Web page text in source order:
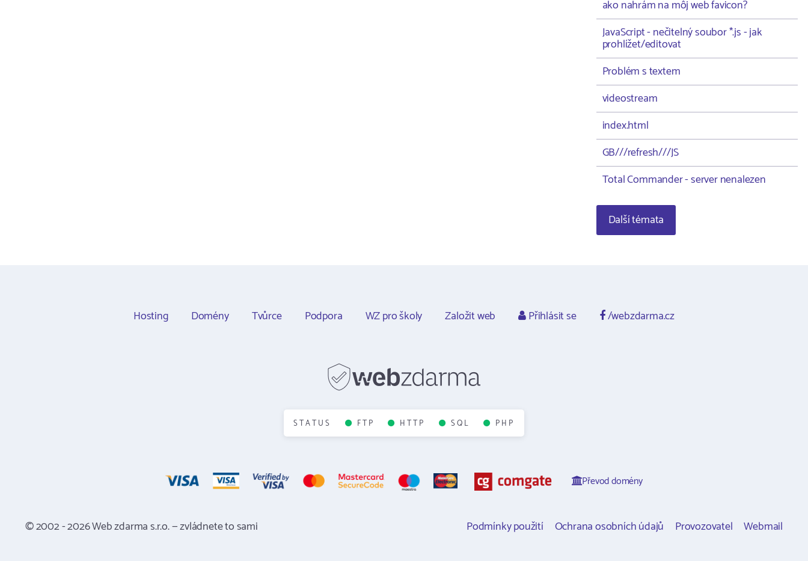
ako nahrám na môj web favicon?
JavaScript - nečitelný soubor *.js - jak
prohlížet/editovat
Problém s textem
videostream
index.html
GB///refresh///JS
Total Commander - server nenalezen
Další témata
Hosting Domény Tvůrce Podpora WZ pro školy Založit web Přihlásit se /webzdarma.cz
STATUS FTP HTTP SQL PHP
Převod domény
© 2002 - 2026 Web zdarma s.r.o. — zvládnete to sami Podmínky použití Ochrana osobních údajů Provozovatel Webmail